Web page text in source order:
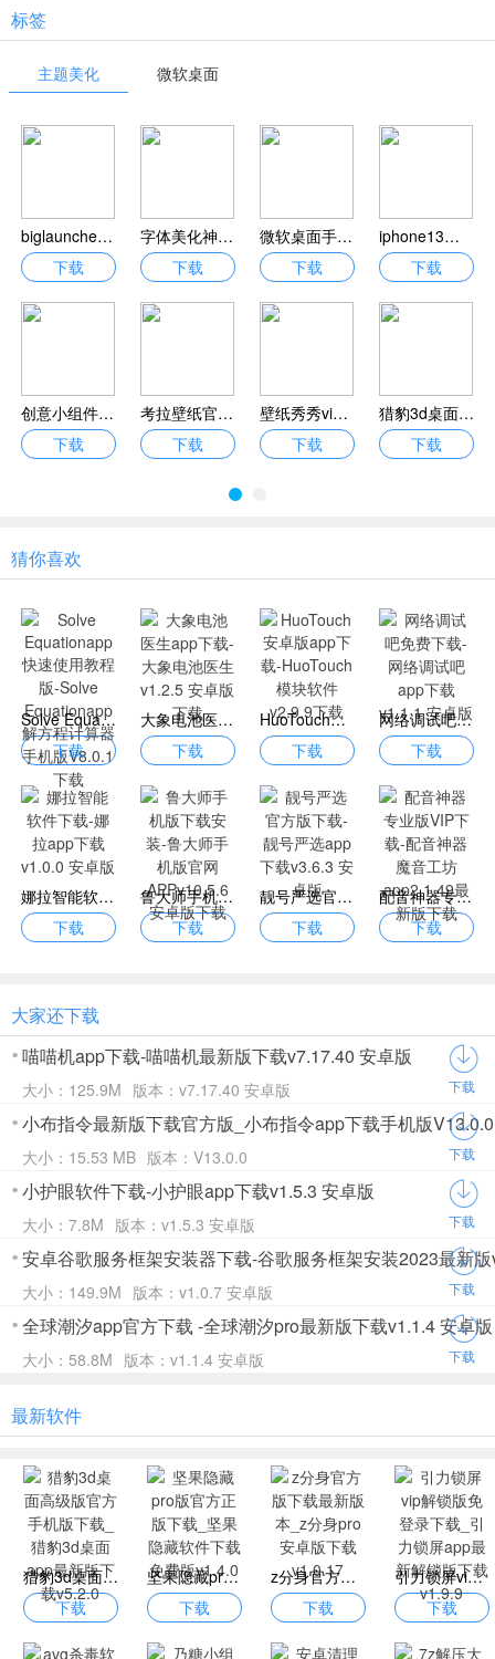
标签
主题美化 微软桌面
biglauncher付费版正式版下载_biglauncher大桌面中文版下载v2.5.5
下载
字体美化神器免费版下载官方版_字体美化神器app免root版下载v1.0.6
下载
微软桌面手机版32位安卓版下载_微软桌面app官方版最新下载v6.240502.0.1143901
下载
iphone13模拟器中文版永久去广告下载_iphone13模拟器app安卓版下载v8.5.4
下载
创意小组件永久会员免费版下载_创意小组件软件下载手机版v1.3.7
下载
考拉壁纸官方版下载手机版_考拉壁纸app下载安卓版v1.7.0
下载
壁纸秀秀vip版永久会员app下载_壁纸秀秀app下载免费版v1.0.00.156
下载
猎豹3d桌面高级版官方手机版下载_猎豹3d桌面app最新版下载v5.2.0
下载
猜你喜欢
Solve Equationapp快速使用教程版-Solve Equationapp解方程计算器手机版V8.0.1下载
下载
大象电池医生app下载-大象电池医生v1.2.5 安卓版下载
下载
HuoTouch安卓版app下载-HuoTouch模块软件v2.9.9下载
下载
网络调试吧免费下载-网络调试吧app下载v1.1.1 安卓版
下载
娜拉智能软件下载-娜拉app下载v1.0.0 安卓版
下载
鲁大师手机版下载安装-鲁大师手机版官网APPv10.5.6安卓版下载
下载
靓号严选官方版下载-靓号严选app下载v3.6.3 安卓版
下载
配音神器专业版VIP下载-配音神器魔音工坊app2.1.49最新版下载
下载
大家还下载
喵喵机app下载-喵喵机最新版下载v7.17.40 安卓版
大小：125.9M 版本：v7.17.40 安卓版 下载
小布指令最新版下载官方版_小布指令app下载手机版V13.0.0
大小：15.53 MB 版本：V13.0.0 下载
小护眼软件下载-小护眼app下载v1.5.3 安卓版
大小：7.8M 版本：v1.5.3 安卓版 下载
安卓谷歌服务框架安装器下载-谷歌服务框架安装2023最新
大小：149.9M 版本：v1.0.7 安卓版 下载
全球潮汐app官方下载 -全球潮汐pro最新版下载v1.1.4 安卓版
大小：58.8M 版本：v1.1.4 安卓版 下载
最新软件
猎豹3d桌面高级版官方手机版下载_猎豹3d桌面app最新版下载v5.2.0
下载
坚果隐藏pro版官方正版下载_坚果隐藏软件下载免费版v1.4.0
下载
z分身官方版下载最新版本_z分身pro安卓版下载v1.0.17
下载
引力锁屏vip解锁版免登录下载_引力锁屏app最新解锁版下载v1.9.9
下载